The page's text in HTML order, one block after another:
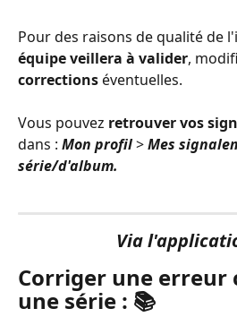
Pour des raisons de qualité de
équipe veillera à valider,
corrections éventuelles.
Vous pouvez retrouver vos
dans : Mon profil > Mes
série/d'album.
Via
Corriger une erreur
une série : 📚